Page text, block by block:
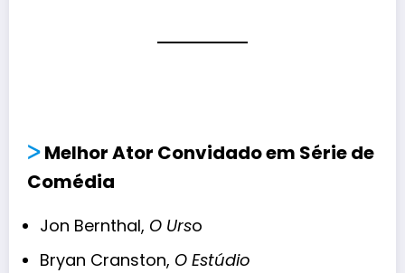
ᐳMelhor Ator Convidado em Série de
Comédia
Jon Bernthal, O Urso
Bryan Cranston, O Estúdio